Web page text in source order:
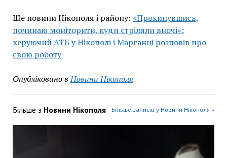
Ще новини Нікополя і району: «Прокинувшись,
починаю моніторити, куди стріляли вночі»:
керуючий АТБ у Нікополі і Марганці розповів про
свою роботу
Опубліковано в Новини Нікополя
Більше з Новини Нікополя Більше записів у Новини Нікополя »